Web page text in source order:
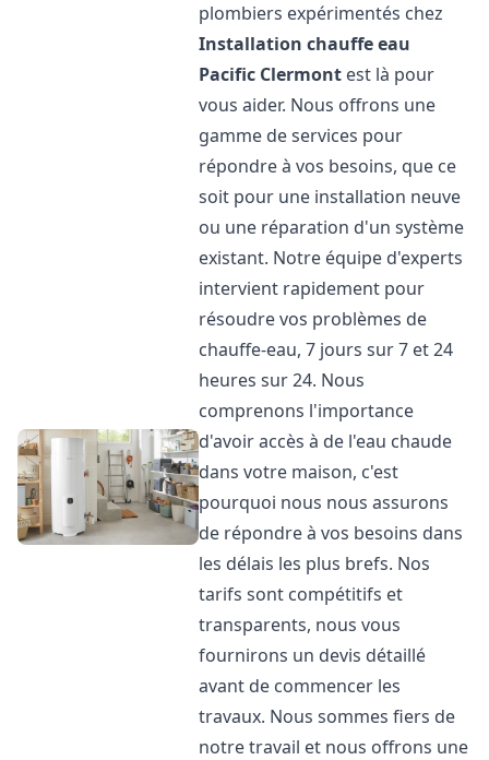
plombiers expérimentés chez
Installation chauffe eau
Pacific Clermont est là pour
vous aider. Nous offrons une
gamme de services pour
répondre à vos besoins, que ce
soit pour une installation neuve
ou une réparation d'un système
existant. Notre équipe d'experts
intervient rapidement pour
résoudre vos problèmes de
chauffe-eau, 7 jours sur 7 et 24
heures sur 24. Nous
comprenons l'importance
d'avoir accès à de l'eau chaude
dans votre maison, c'est
pourquoi nous nous assurons
de répondre à vos besoins dans
les délais les plus brefs. Nos
tarifs sont compétitifs et
transparents, nous vous
fournirons un devis détaillé
avant de commencer les
travaux. Nous sommes fiers de
notre travail et nous offrons une